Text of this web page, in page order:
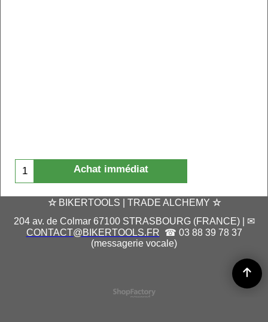
Achat immédiat
☆BIKERTOOLS | TRADE ALCHEMY ☆
204 av. de Colmar 67100 STRASBOURG (FRANCE) | ✉
CONTACT@BIKERTOOLS.FR ☎ 03 88 39 78 37
(messagerie vocale)
Boutique en ligne créés
avec le logiciel